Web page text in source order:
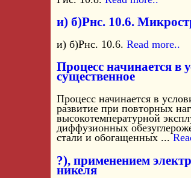
и) б)Рнс. 10.6.
и) б)Рнс. 10.6. Read more..
Процесс начинается в
существенное
Процесс начинается в
развитие при повторных
высокотемпературной
диффузионных
стали и обогащенных ...
?), применением
никеля